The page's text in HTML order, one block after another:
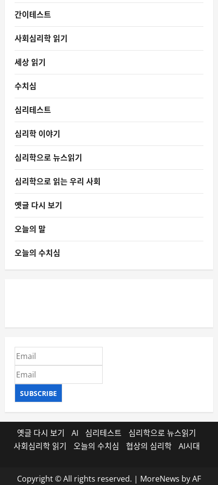
간이테스트
사회심리학 읽기
세상 읽기
수치심
심리테스트
심리학 이야기
심리학으로 뉴스읽기
심리학으로 읽는 우리 사회
옛글 다시 보기
오늘의 말
오늘의 수치심
SUBSCRIBE
옛글 다시 보기 AI 심리테스트
심리학으로 뉴스읽기
사회심리학 읽기
오늘의 수치심 협상의 심리학 AI시대
Copyright © All rights reserved. | MoreNews by AF